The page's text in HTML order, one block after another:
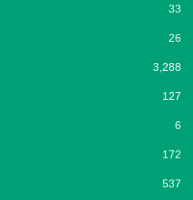
33
26
3,288
127
6
172
537